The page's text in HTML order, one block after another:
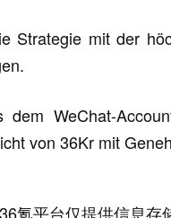
Strategie mit der
dem WeChat-
von 36Kr mit
氪平台仅提供信息存